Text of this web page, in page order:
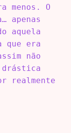
menos. O
apenas
aquela
que era
não
drástica
realmente